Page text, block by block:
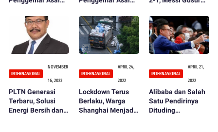
Argentina Menang
2-1 atas Spanyol
Jagokan
Argentina: Messi
Diyakini Jadi
Pembeda
Perburuan Sepatu
Emas
INTERNASIONAL
NOVEMBER
16, 2023
PLTN Generasi
Terbaru, Solusi
Energi Bersih dan
INTERNASIONAL
APRIL 24,
2022
Lockdown Terus
Berlaku, Warga
Shanghai Menjadi
INTERNASIONAL
APRIL 21,
2022
Alibaba dan Salah
Satu Pendirinya
Dituding